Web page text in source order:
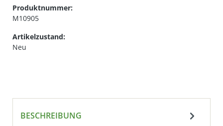
Produktnummer:
M10905
Artikelzustand:
Neu
BESCHREIBUNG